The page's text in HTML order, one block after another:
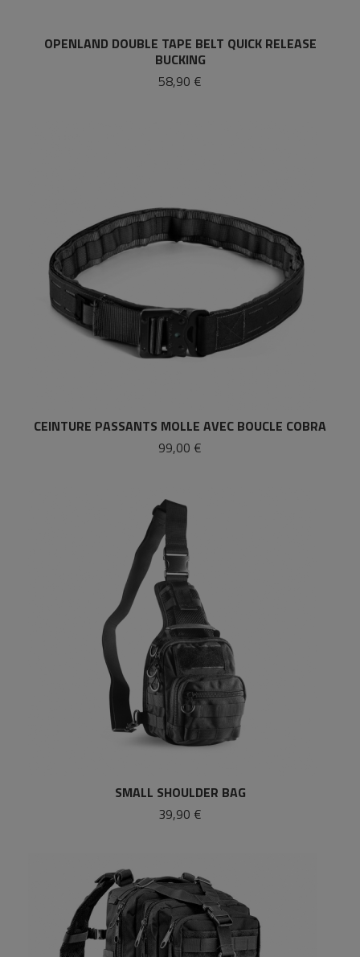
OPENLAND DOUBLE TAPE BELT QUICK RELEASE
BUCKING
58,90 €
CEINTURE PASSANTS MOLLE AVEC BOUCLE COBRA
99,00 €
SMALL SHOULDER BAG
39,90 €